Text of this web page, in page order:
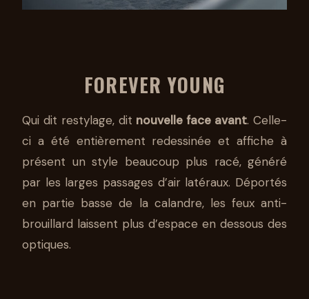
FOREVER YOUNG
Qui dit restylage, dit nouvelle face avant. Celle-
ci a été entièrement redessinée et affiche à
présent un style beaucoup plus racé, généré
par les larges passages d’air latéraux. Déportés
en partie basse de la calandre, les feux anti-
brouillard laissent plus d’espace en dessous des
optiques.